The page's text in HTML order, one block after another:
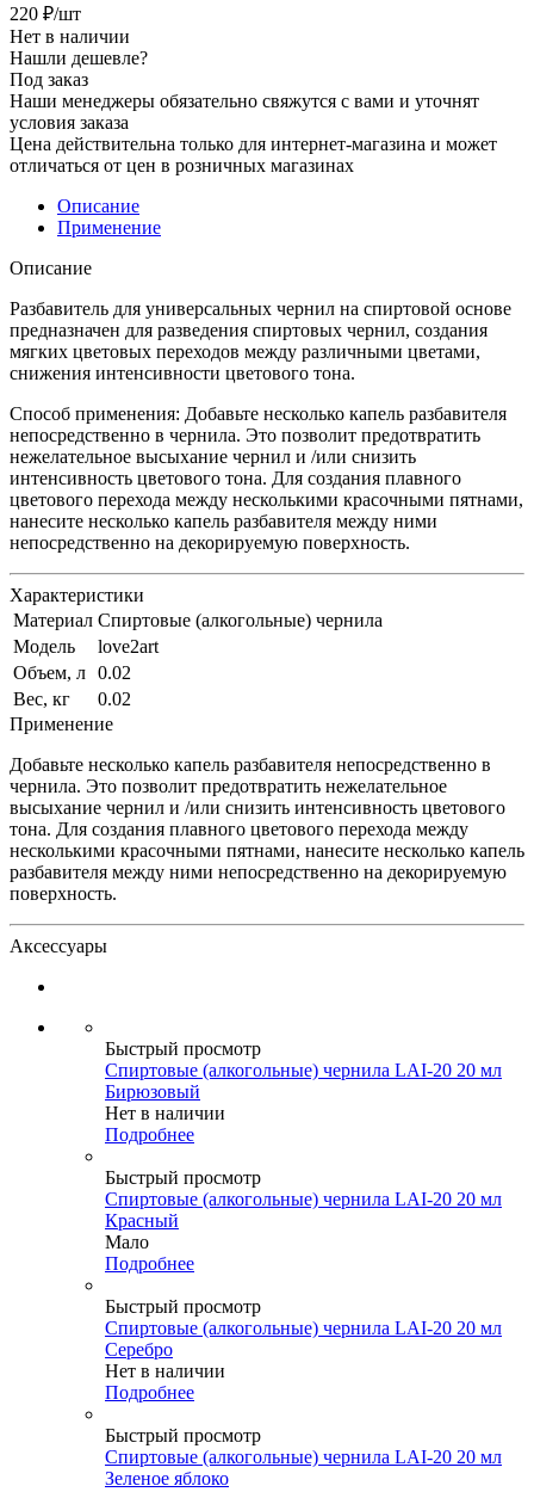
220 ₽/шт
Нет в наличии
Нашли дешевле?
Под заказ
Наши менеджеры обязательно свяжутся с вами и уточнят
условия заказа
Цена действительна только для интернет-магазина и может
отличаться от цен в розничных магазинах
Описание
Применение
Описание
Разбавитель для универсальных чернил на спиртовой основе
предназначен для разведения спиртовых чернил, создания
мягких цветовых переходов между различными цветами,
снижения интенсивности цветового тона.
Способ применения: Добавьте несколько капель разбавителя
непосредственно в чернила. Это позволит предотвратить
нежелательное высыхание чернил и /или снизить
интенсивность цветового тона. Для создания плавного
цветового перехода между несколькими красочными пятнами,
нанесите несколько капель разбавителя между ними
непосредственно на декорируемую поверхность.
Характеристики
Материал Спиртовые (алкогольные) чернила
Модель
love2art
Объем, л 0.02
Вес, кг
0.02
Применение
Добавьте несколько капель разбавителя непосредственно в
чернила. Это позволит предотвратить нежелательное
высыхание чернил и /или снизить интенсивность цветового
тона. Для создания плавного цветового перехода между
несколькими красочными пятнами, нанесите несколько капель
разбавителя между ними непосредственно на декорируемую
поверхность.
Аксессуары
Быстрый просмотр
Спиртовые (алкогольные) чернила LAI-20 20 мл
Бирюзовый
Нет в наличии
Подробнее
Быстрый просмотр
Спиртовые (алкогольные) чернила LAI-20 20 мл
Красный
Мало
Подробнее
Быстрый просмотр
Спиртовые (алкогольные) чернила LAI-20 20 мл
Серебро
Нет в наличии
Подробнее
Быстрый просмотр
Спиртовые (алкогольные) чернила LAI-20 20 мл
Зеленое яблоко